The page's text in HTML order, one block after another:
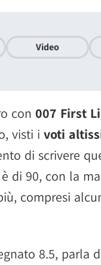
Video
con 007 First
visti i voti
di scrivere
di 90, con la
compresi
8.5, parla